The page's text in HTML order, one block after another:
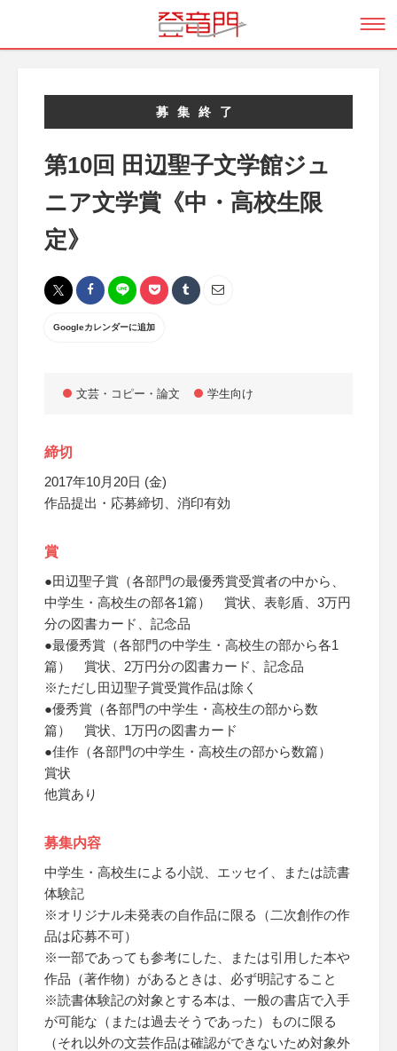
募集終了
第10回 田辺聖子文学館ジュ
ニア文学賞《中・高校生限
定》
Googleカレンダーに追加
文芸・コピー・論文 学生向け
締切
2017年10月20日 (金)
作品提出・応募締切、消印有効
賞
●田辺聖子賞（各部門の最優秀賞受賞者の中から、
中学生・高校生の部各1篇） 賞状、表彰盾、3万円
分の図書カード、記念品
●最優秀賞（各部門の中学生・高校生の部から各1
篇） 賞状、2万円分の図書カード、記念品
※ただし田辺聖子賞受賞作品は除く
●優秀賞（各部門の中学生・高校生の部から数
篇） 賞状、1万円の図書カード
●佳作（各部門の中学生・高校生の部から数篇）
賞状
他賞あり
募集内容
中学生・高校生による小説、エッセイ、または読書
体験記
※オリジナル未発表の自作品に限る（二次創作の作
品は応募不可）
※一部であっても参考にした、または引用した本や
作品（著作物）があるときは、必ず明記すること
※読書体験記の対象とする本は、一般の書店で入手
が可能な（または過去そうであった）ものに限る
（それ以外の文芸作品は確認ができないため対象外